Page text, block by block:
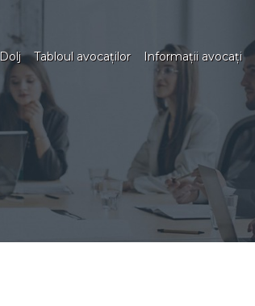
Tabloul avocaţilor Informaţii avocaţi